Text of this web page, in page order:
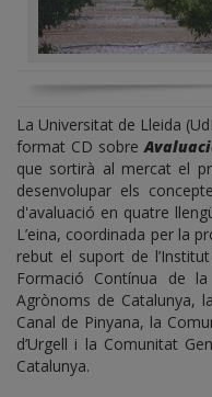
La Universitat de Lleida
format CD sobre
que sortirà al mercat el
desenvolupar els
d'avaluació en quatre
L’eina, coordinada per la
rebut el suport de
Formació Contínua de la
Agrònoms de Catalunya,
Canal de Pinyana, la
d’Urgell i la Comunitat
Catalunya.